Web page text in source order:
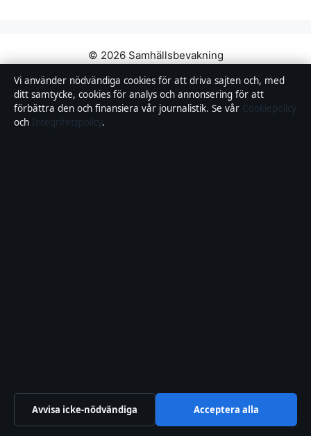
© 2026 Samhällsbevakning
Samhällsbevakning
Film, tv, kändisnyheter och nöje från Sverige.
editorial@samhallsbevakning.se
tips@samhallsbevakning.se
Vi använder nödvändiga cookies för att driva sajten och, med
ditt samtycke, cookies för analys och annonsering för att
förbättra den och finansiera vår journalistik. Se vår Cookiepolicy
och Integritetspolicy.
Avvisa icke-nödvändiga Acceptera alla